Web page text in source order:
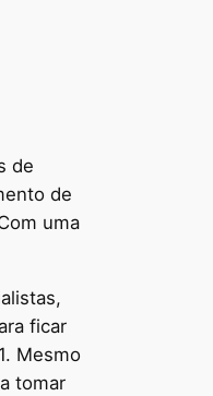
de
de
uma
ficar
Mesmo
tomar